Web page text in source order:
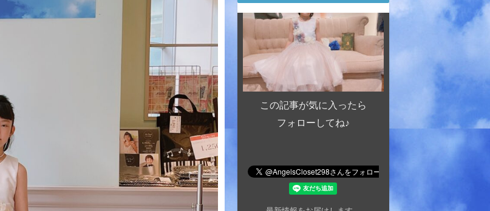
この記事が気に入ったら
フォローしてね♪